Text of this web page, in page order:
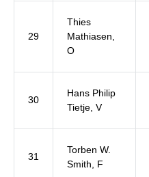
29
Thies
Mathiasen,
O
30
Hans Philip
Tietje, V
31
Torben W.
Smith, F